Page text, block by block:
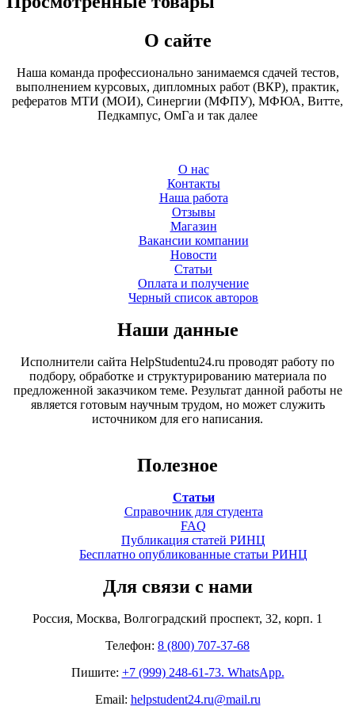
О сайте
Наша команда профессионально занимаемся сдачей тестов,
выполнением курсовых, дипломных работ (ВКР), практик,
рефератов МТИ (МОИ), Синергии (МФПУ), МФЮА, Витте,
Педкампус, ОмГа и так далее
О нас
Контакты
Наша работа
Отзывы
Магазин
Вакансии компании
Новости
Статьи
Оплата и получение
Черный список авторов
Наши данные
Исполнители сайта HelpStudentu24.ru проводят работу по
подбору, обработке и структурированию материала по
предложенной заказчиком теме. Результат данной работы не
является готовым научным трудом, но может служить
источником для его написания.
Полезное
Статьи
Справочник для студента
FAQ
Публикация статей РИНЦ
Бесплатно опубликованные статьи РИНЦ
Для связи с нами
Россия, Москва, Волгоградский проспект, 32, корп. 1
Телефон: 8 (800) 707-37-68
Пишите: +7 (999) 248-61-73. WhatsApp.
Email: helpstudent24.ru@mail.ru